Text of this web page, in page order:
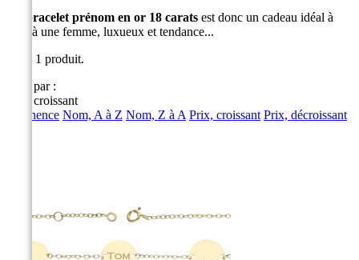
bracelet prénom en or 18 carats est donc un cadeau idéal à
faire à une femme, luxueux et tendance...
Il y a 1 produit.
Trier par :
Prix, croissant
Pertinence Nom, A à Z Nom, Z à A Prix, croissant Prix, décroissant